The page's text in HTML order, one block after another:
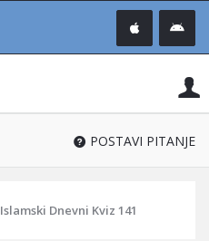
®
POSTAVI PITANJE
Islamski Dnevni Kviz 141